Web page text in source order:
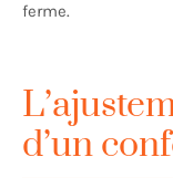
ferme.
d’un